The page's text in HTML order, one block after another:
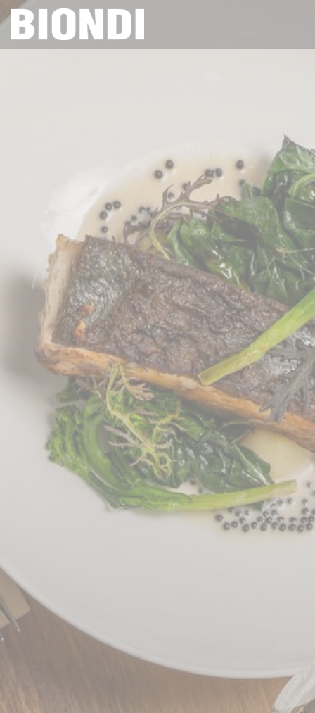
Personalización de sus opciones de cookies